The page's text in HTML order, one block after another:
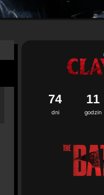
dni
74
godzin
11